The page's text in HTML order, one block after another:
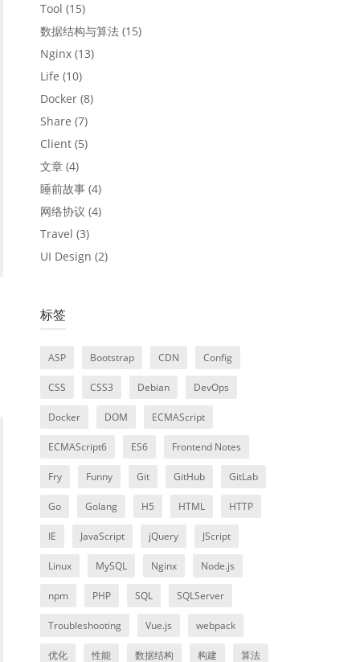
Tool (15)
数据结构与算法(15)
Nginx(13)
Life (10)
Docker(8)
Share (7)
Client(5)
文章(4)
睡前故事(4)
网络协议 (4)
Travel (3)
UI Design (2)
标签
ASP Bootstrap CDN Config
CSS CSS3 Debian DevOps
Docker DOM ECMAScript
ECMAScript6 ES6 Frontend Notes
Fry Funny Git GitHub GitLab
Go Golang H5 HTML HTTP
IE JavaScript jQuery JScript
Linux MySQL Nginx Node.js
npm PHP SQL SQLServer
Troubleshooting Vue.js webpack
优化 性能 数据结构 构建 算法